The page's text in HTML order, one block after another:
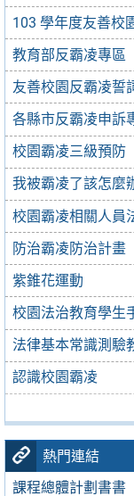
103 學年度友善校
教育部反霸凌專區
友善校園反霸凌誓
各縣市反霸凌申訴
校園霸凌三級預防
我被霸凌了該怎麼
校園霸凌相關人員
防治霸凌防治計畫
紫錐花運動
校園法治教育學生
法律基本常識測驗
認識校園霸凌
熱門連結
課程總體計劃書書